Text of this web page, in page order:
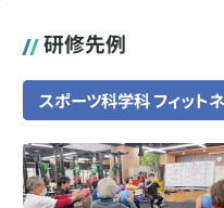
研修先例
スポーツ科学科 フィット